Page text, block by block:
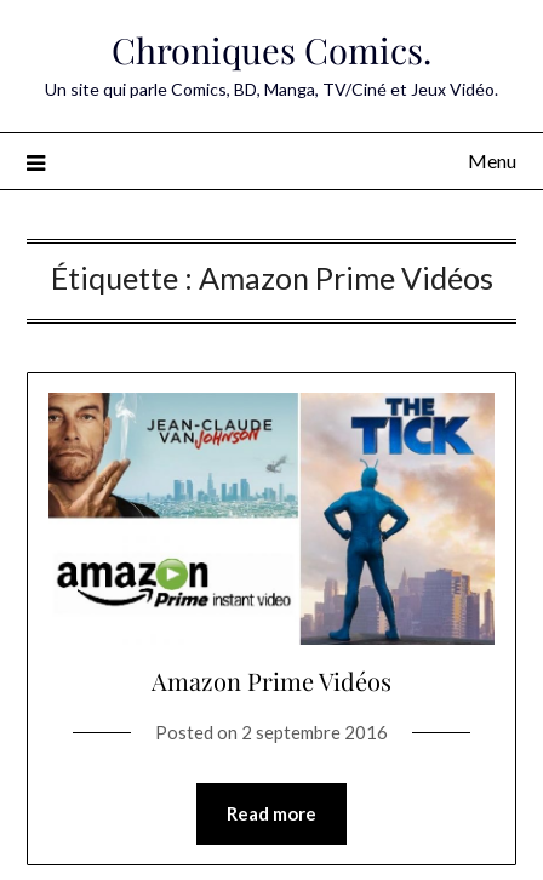
Chroniques Comics.
Un site qui parle Comics, BD, Manga, TV/Ciné et Jeux Vidéo.
Menu
Étiquette : Amazon Prime Vidéos
Amazon Prime Vidéos
Posted on 2 septembre 2016
Read more